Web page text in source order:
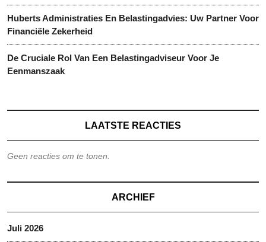
Huberts Administraties En Belastingadvies: Uw Partner Voor
Financiële Zekerheid
De Cruciale Rol Van Een Belastingadviseur Voor Je
Eenmanszaak
LAATSTE REACTIES
Geen reacties om te tonen.
ARCHIEF
Juli 2026